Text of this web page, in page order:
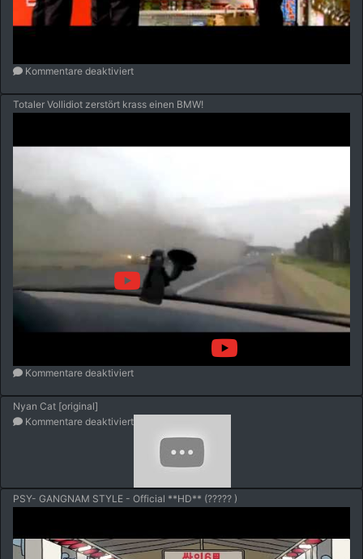
Kommentare deaktiviert
Totaler Vollidiot zerstört krass einen BMW!
Kommentare deaktiviert
Nyan Cat [original]
Kommentare deaktiviert
PSY- GANGNAM STYLE - Official **HD** (????? )